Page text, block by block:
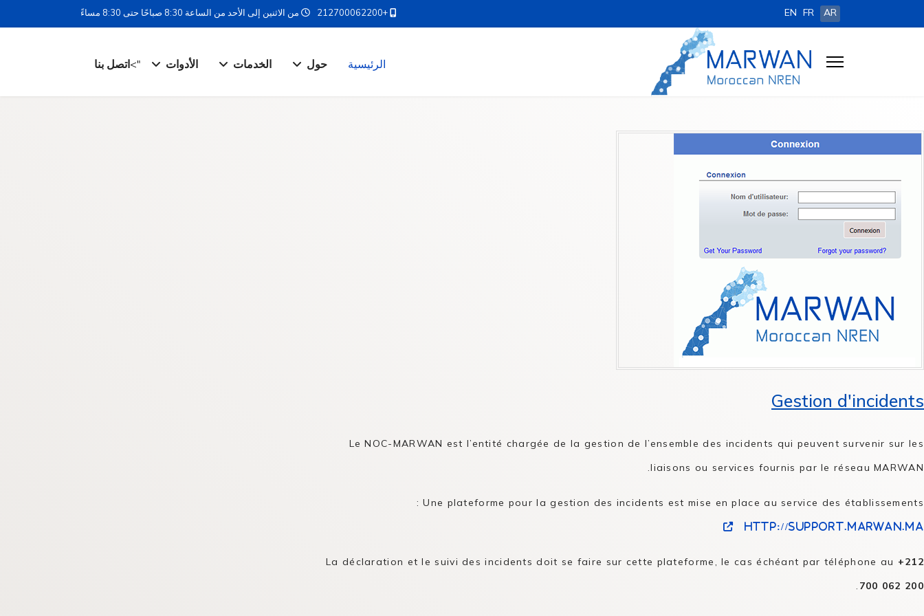
AR
FR
EN
+212700062200 من الاثنين إلى الأحد من الساعة 8:30 صباحًا حتى 8:30 مساءً
الرئيسية حول الخدمات الأدوات ">اتصل بنا
Gestion d'incidents
Le NOC-MARWAN est l’entité chargée de la gestion de l’ensemble des incidents qui peuvent survenir sur les
liaisons ou services fournis par le réseau MARWAN.
Une plateforme pour la gestion des incidents est mise en place au service des établissements :
http://support.marwan.ma
La déclaration et le suivi des incidents doit se faire sur cette plateforme, le cas échéant par téléphone au +212
700 062 200
.